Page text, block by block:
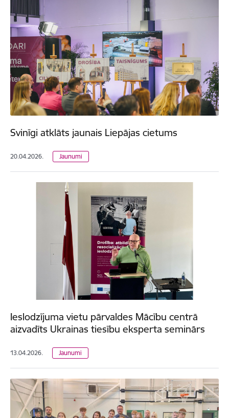
Svinīgi atklāts jaunais Liepājas cietums
20.04.2026. Jaunumi
Ieslodzījuma vietu pārvaldes Mācību centrā
aizvadīts Ukrainas tiesību eksperta seminārs
13.04.2026. Jaunumi